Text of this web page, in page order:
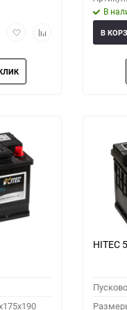
Добавить
избранное
Добавить
В
В
HITEC